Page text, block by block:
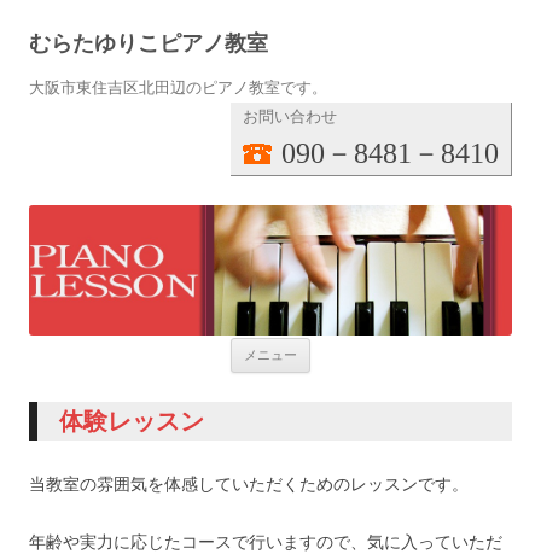
むらたゆりこピアノ教室
大阪市東住吉区北田辺のピアノ教室です。
お問い合わせ
090－8481－8410
メニュー
体験レッスン
当教室の雰囲気を体感していただくためのレッスンです。
年齢や実力に応じたコースで行いますので、気に入っていただ